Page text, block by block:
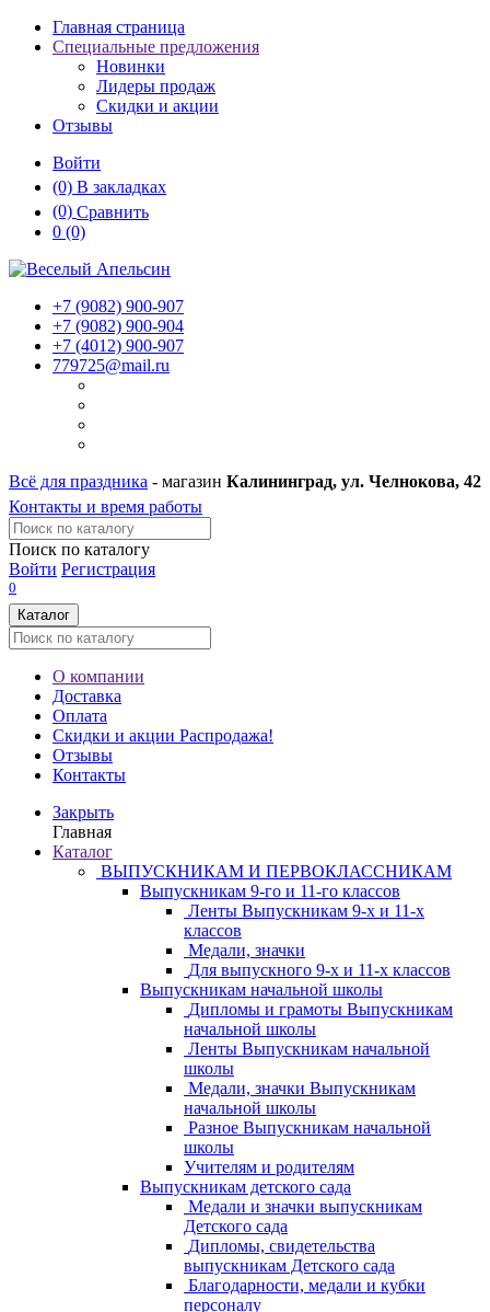
Главная страница
Специальные предложения
Новинки
Лидеры продаж
Скидки и акции
Отзывы
Войти
(0) В закладках
(0) Сравнить
0 (0)
+7 (9082) 900-907
+7 (9082) 900-904
+7 (4012) 900-907
779725@mail.ru
Всё для праздника - магазин Калининград, ул. Челнокова, 42
Контакты и время работы
Поиск по каталогу
Войти Регистрация
0
Каталог
О компании
Доставка
Оплата
Скидки и акции Распродажа!
Отзывы
Контакты
Закрыть
Главная
Каталог
ВЫПУСКНИКАМ И ПЕРВОКЛАССНИКАМ
Выпускникам 9-го и 11-го классов
Ленты Выпускникам 9-х и 11-х
классов
Медали, значки
Для выпускного 9-х и 11-х классов
Выпускникам начальной школы
Дипломы и грамоты Выпускникам
начальной школы
Ленты Выпускникам начальной
школы
Медали, значки Выпускникам
начальной школы
Разное Выпускникам начальной
школы
Учителям и родителям
Выпускникам детского сада
Медали и значки выпускникам
Детского сада
Дипломы, свидетельства
выпускникам Детского сада
Благодарности, медали и кубки
персоналу